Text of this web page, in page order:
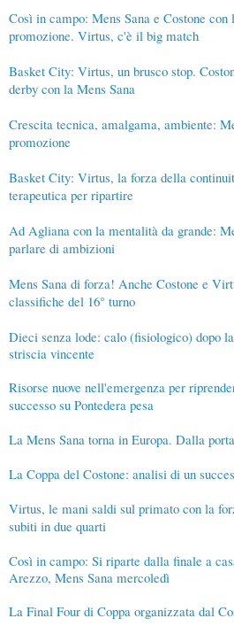
Così in campo: Mens Sana e Costone
promozione. Virtus, c'è il big match
Basket City: Virtus, un brusco stop.
derby con la Mens Sana
Crescita tecnica, amalgama, ambiente:
promozione
Basket City: Virtus, la forza della
terapeutica per ripartire
Ad Agliana con la mentalità da grande:
parlare di ambizioni
Mens Sana di forza! Anche Costone e
classifiche del 16° turno
Dieci senza lode: calo (fisiologico) dopo
striscia vincente
Risorse nuove nell'emergenza per
successo su Pontedera pesa
La Mens Sana torna in Europa. Dalla
La Coppa del Costone: analisi di un
Virtus, le mani saldi sul primato con la
subiti in due quarti
Così in campo: Si riparte dalla finale a
Arezzo, Mens Sana mercoledì
La Final Four di Coppa organizzata dal